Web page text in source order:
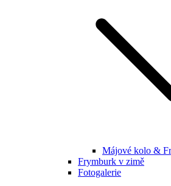
Májové kolo &
Frymburk v zimě
Fotogalerie